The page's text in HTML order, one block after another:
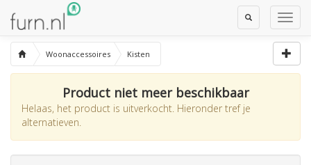
Toggle
Search
Woonaccessoires Kisten
Product niet meer beschikbaar
Helaas, het product is uitverkocht. Hieronder tref je
alternatieven.